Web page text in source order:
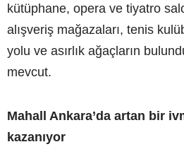
kütüphane, opera ve tiyatro
alışveriş mağazaları, tenis
yolu ve asırlık ağaçların
mevcut.
Mahall Ankara’da artan bir
kazanıyor